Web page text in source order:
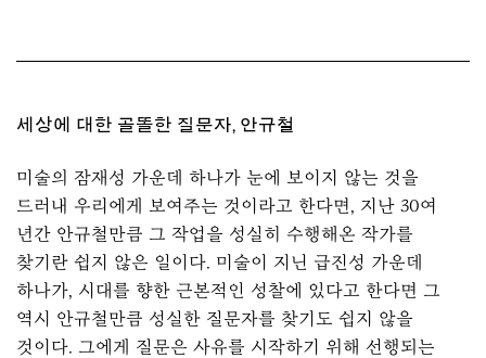
세상에 대한 골똘한 질문자, 안규철
미술의 잠재성 가운데 하나가 눈에 보이지 않는 것을
드러내 우리에게 보여주는 것이라고 한다면, 지난 30여
년간 안규철만큼 그 작업을 성실히 수행해온 작가를
찾기란 쉽지 않은 일이다. 미술이 지닌 급진성 가운데
하나가, 시대를 향한 근본적인 성찰에 있다고 한다면 그
역시 안규철만큼 성실한 질문자를 찾기도 쉽지 않을
것이다. 그에게 질문은 사유를 시작하기 위해 선행되는